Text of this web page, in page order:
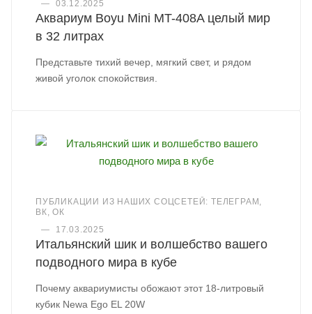
—
03.12.2025
Аквариум Boyu Mini MT-408A целый мир
в 32 литрах
Представьте тихий вечер, мягкий свет, и рядом
живой уголок спокойствия.
ПУБЛИКАЦИИ ИЗ НАШИХ СОЦСЕТЕЙ: ТЕЛЕГРАМ,
ВК, ОК
—
17.03.2025
Итальянский шик и волшебство вашего
подводного мира в кубе
Почему аквариумисты обожают этот 18-литровый
кубик Newa Ego EL 20W